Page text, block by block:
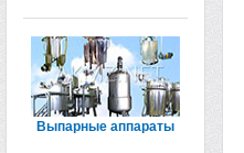
Выпарные аппараты